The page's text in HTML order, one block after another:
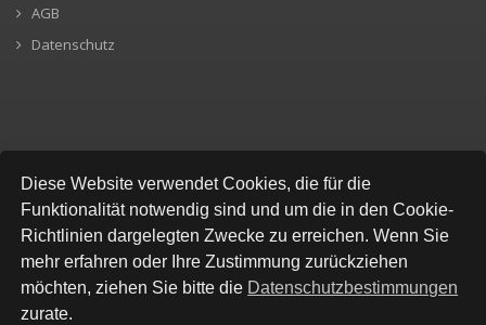
Diese Website verwendet Cookies, die für die
Funktionalität notwendig sind und um die in den Cookie-
Richtlinien dargelegten Zwecke zu erreichen. Wenn Sie
mehr erfahren oder Ihre Zustimmung zurückziehen
möchten, ziehen Sie bitte die Datenschutzbestimmungen
zurate.
AGB
Datenschutz
SICHERE BEZAHLUNG